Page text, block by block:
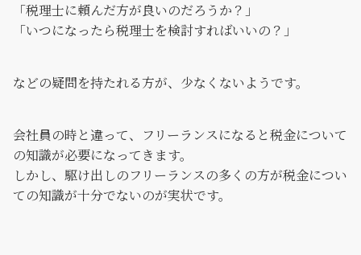
「税理士に頼んだ方が良いのだろうか？」
「いつになったら税理士を検討すればいいの？」
などの疑問を持たれる方が、少なくないようです。
会社員の時と違って、フリーランスになると税金について
の知識が必要になってきます。
しかし、駆け出しのフリーランスの多くの方が税金につい
ての知識が十分でないのが実状です。